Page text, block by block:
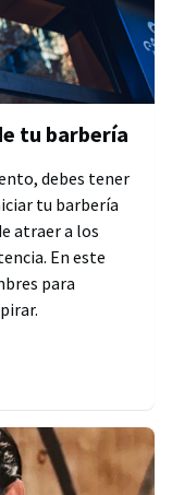
tu barbería
debes tener
tu barbería
atraer a los
En este
para